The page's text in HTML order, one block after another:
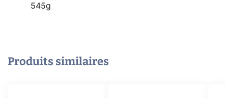
545g
Produits similaires